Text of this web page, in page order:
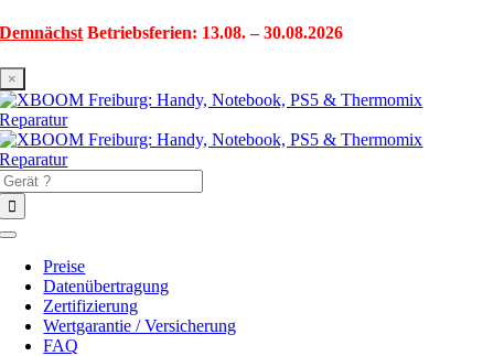
Zum
springen
Demnächst Betriebsferien: 13.08. – 30.08.2026
×
Toggle
Navigation
Preise
Datenübertragung
Zertifizierung
Wertgarantie / Versicherung
FAQ